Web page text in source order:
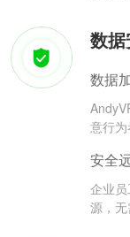
数
数据
意行为
安全
企业
源，无